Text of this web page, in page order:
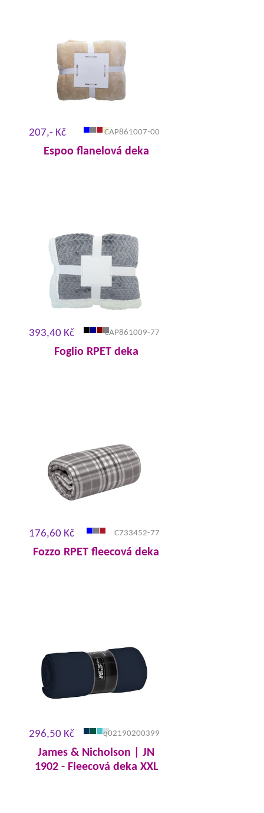
207,- Kč CAP861007-00
Espoo flanelová deka
393,40 Kč CAP861009-77
Foglio RPET deka
176,60 Kč C733452-77
Fozzo RPET fleecová deka
296,50 Kč q02190200399
James & Nicholson | JN
1902 - Fleecová deka XXL